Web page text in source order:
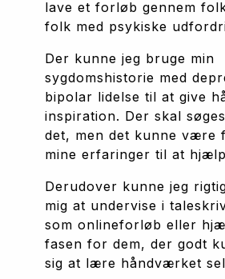
lave et forløb gennem
folk med psykiske
Der kunne jeg bruge min
sygdomshistorie med
bipolar lidelse til at give
inspiration. Der skal
det, men det kunne være
mine erfaringer til at
Derudover kunne jeg
mig at undervise i
som onlineforløb eller
fasen for dem, der godt
sig at lære håndværket